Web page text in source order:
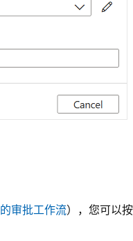
审批工作流），您可以按